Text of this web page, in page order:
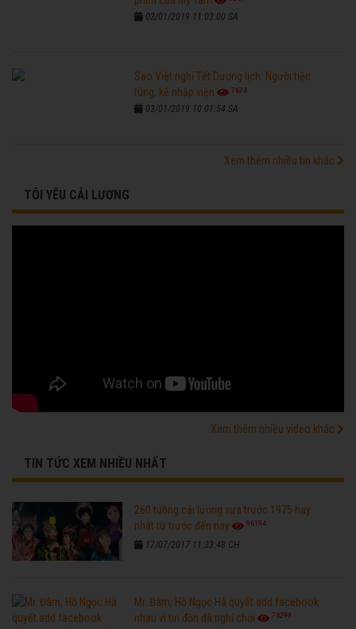
03/01/2019 11:03:00 SA
Sao Việt nghỉ Tết Dương lịch: Người tiệc
tùng, kẻ nhập viện
7674
03/01/2019 10:01:54 SA
Xem thêm nhiều tin khác
TÔI YÊU CẢI LƯƠNG
Xem thêm nhiều video khác
TIN TỨC XEM NHIỀU NHẤT
260 tuồng cải lương xưa trước 1975 hay
nhất từ trước đến nay
96194
17/07/2017 11:33:48 CH
Mr. Đàm, Hồ Ngọc Hà quyết add facebook
nhau vì tin đồn đã nghỉ chơi
76299